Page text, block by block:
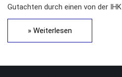
Gutachten durch einen von der
» Weiterlesen